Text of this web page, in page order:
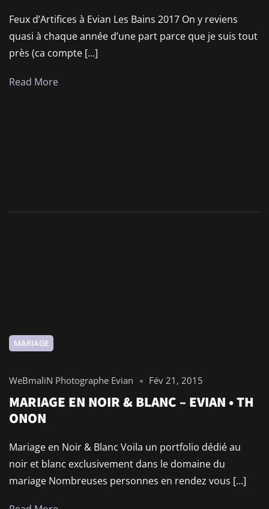
Feux d’Artifices à Evian Les Bains 2017 On y reviens
quasi à chaque année d’une part parce que je suis tout
près (ca compte […]
Read More
MARIAGE
WeBmaliN Photographe Evian Fév 21, 2015
MARIAGE EN NOIR & BLANC – EVIAN • TH
ONON
Mariage en Noir & Blanc Voila un portfolio dédié au
noir et blanc exclusivement dans le domaine du
mariage Nombreuses personnes en rendez vous […]